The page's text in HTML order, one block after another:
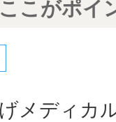
ここがポイ
メディカ